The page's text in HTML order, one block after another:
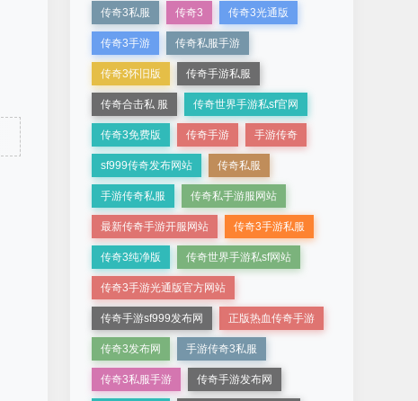
传奇3私服 传奇3 传奇3光通版
传奇3手游 传奇私服手游
传奇3怀旧版 传奇手游私服
传奇合击私 服 传奇世界手游私sf官网
传奇3免费版 传奇手游 手游传奇
sf999传奇发布网站 传奇私服
手游传奇私服 传奇私手游服网站
最新传奇手游开服网站 传奇3手游私服
传奇3纯净版 传奇世界手游私sf网站
传奇3手游光通版官方网站
传奇手游sf999发布网 正版热血传奇手游
传奇3发布网 手游传奇3私服
传奇3私服手游 传奇手游发布网